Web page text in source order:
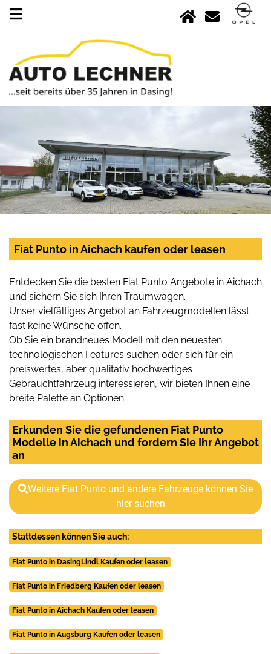
Fiat Punto in Aichach kaufen oder leasen
Entdecken Sie die besten Fiat Punto Angebote in Aichach
und sichern Sie sich Ihren Traumwagen.
Unser vielfältiges Angebot an Fahrzeugmodellen lässt
fast keine Wünsche offen.
Ob Sie ein brandneues Modell mit den neuesten
technologischen Features suchen oder sich für ein
preiswertes, aber qualitativ hochwertiges
Gebrauchtfahrzeug interessieren, wir bieten Ihnen eine
breite Palette an Optionen.
Erkunden Sie die gefundenen Fiat Punto
Modelle in Aichach und fordern Sie Ihr Angebot
an
Weitere Fiat Punto und andere Fahrzeuge können Sie
hier suchen
Stattdessen können Sie auch:
Fiat Punto in DasingLindl Kaufen oder leasen
Fiat Punto in Friedberg Kaufen oder leasen
Fiat Punto in Aichach Kaufen oder leasen
Fiat Punto in Augsburg Kaufen oder leasen